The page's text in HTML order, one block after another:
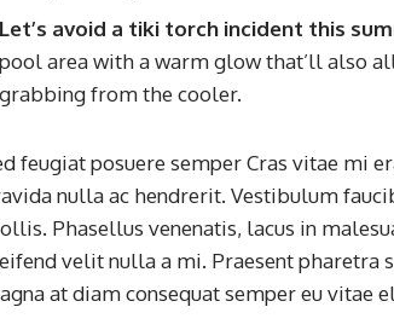
Let’s avoid a tiki torch incident this
pool area with a warm glow that’ll also
grabbing from the cooler.
feugiat posuere semper Cras vitae mi
nulla ac hendrerit. Vestibulum
Phasellus venenatis, lacus in
velit nulla a mi. Praesent pharetra
at diam consequat semper eu vitae